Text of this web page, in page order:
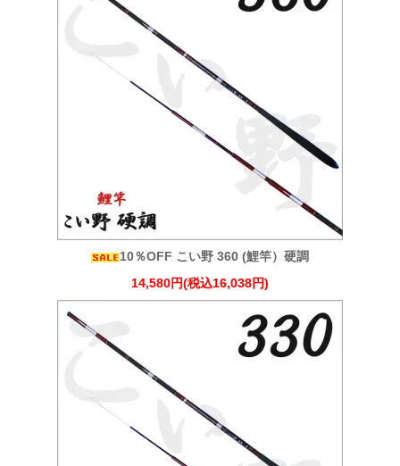
10％OFF こい野 360 (鯉竿）硬調
14,580円(税込16,038円)